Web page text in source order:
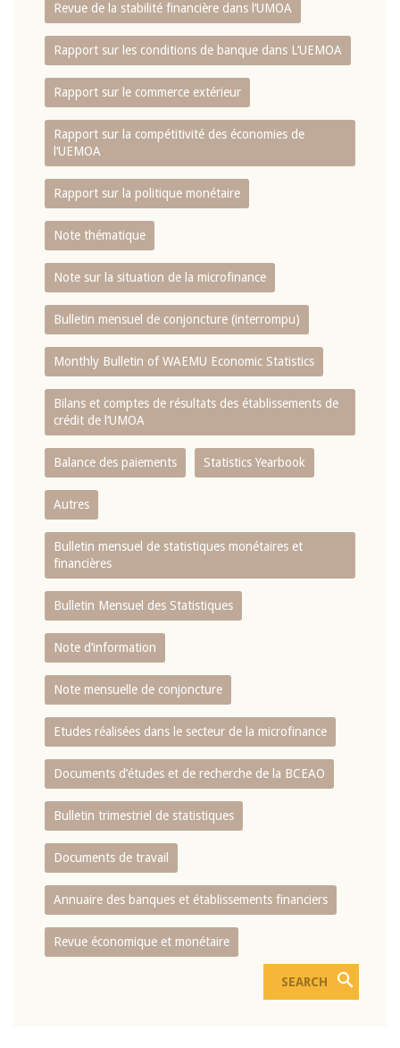
Revue de la stabilité financière dans l‘UMOA
Rapport sur les conditions de banque dans L‘UEMOA
Rapport sur le commerce extérieur
Rapport sur la compétitivité des économies de
l‘UEMOA
Rapport sur la politique monétaire
Note thématique
Note sur la situation de la microfinance
Bulletin mensuel de conjoncture (interrompu)
Monthly Bulletin of WAEMU Economic Statistics
Bilans et comptes de résultats des établissements de
crédit de l‘UMOA
Balance des paiements Statistics Yearbook
Autres
Bulletin mensuel de statistiques monétaires et
financières
Bulletin Mensuel des Statistiques
Note d’information
Note mensuelle de conjoncture
Etudes réalisées dans le secteur de la microfinance
Documents d’études et de recherche de la BCEAO
Bulletin trimestriel de statistiques
Documents de travail
Annuaire des banques et établissements financiers
Revue économique et monétaire